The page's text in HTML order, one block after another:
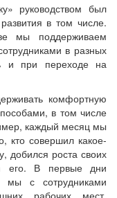
руководством был
в том числе.
мы поддерживаем
в разных
и при переходе на
комфортную
в том числе
каждый месяц мы
кто совершил какое-
добился роста своих
его. В первые дни
мы с сотрудниками
рабочих мест,